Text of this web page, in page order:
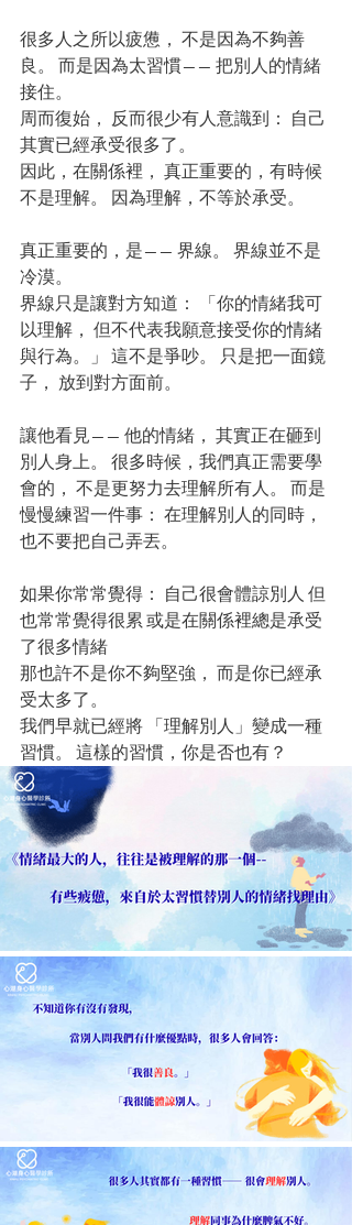
很多人之所以疲憊， 不是因為不夠善
良。 而是因為太習慣—— 把別人的情緒
接住。
周而復始， 反而很少有人意識到： 自己
其實已經承受很多了。
因此，在關係裡， 真正重要的，有時候
不是理解。 因為理解，不等於承受。
真正重要的，是—— 界線。 界線並不是
冷漠。
界線只是讓對方知道： 「你的情緒我可
以理解， 但不代表我願意接受你的情緒
與行為。」 這不是爭吵。 只是把一面鏡
子， 放到對方面前。
讓他看見—— 他的情緒， 其實正在砸到
別人身上。 很多時候，我們真正需要學
會的， 不是更努力去理解所有人。 而是
慢慢練習一件事： 在理解別人的同時，
也不要把自己弄丟。
如果你常常覺得： 自己很會體諒別人 但
也常常覺得很累 或是在關係裡總是承受
了很多情緒
那也許不是你不夠堅強， 而是你已經承
受太多了。
我們早就已經將 「理解別人」變成一種
習慣。 這樣的習慣，你是否也有？